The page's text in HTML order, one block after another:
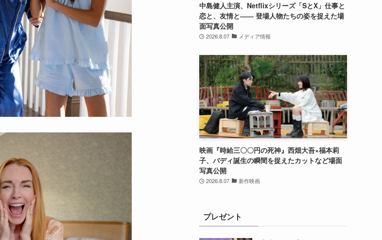
中島健人主演、Netflixシリーズ「SとX」仕事と
恋と、友情と―― 登場人物たちの姿を捉えた場
面写真公開
2026.8.07 メディア情報
映画『時給三〇〇円の死神』西畑大吾×福本莉
子、バディ誕生の瞬間を捉えたカットなど場面
写真公開
2026.8.07 新作映画
プレゼント